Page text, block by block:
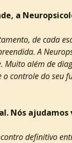
a
de cada
A
Muito além de
o controle do seu
Nós ajudamos